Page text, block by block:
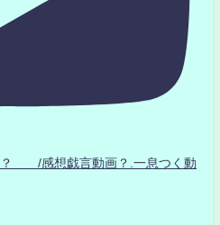
？ /感想戯言動画？.一息つく動